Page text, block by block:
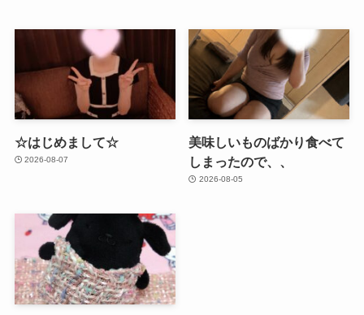
☆はじめまして☆
2026-08-07
美味しいものばかり食べて
しまったので、、
2026-08-05